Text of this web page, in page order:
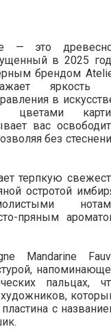
— это
в 2025
брендом
яркость
в
цветами
вас
без
терпкую
остротой
пряным
Mandarine
пальцах,
с